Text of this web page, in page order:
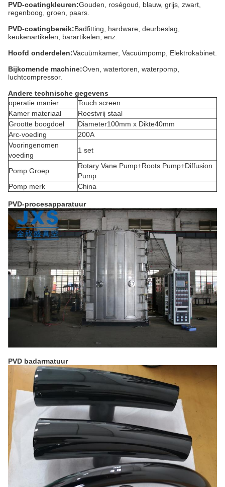
PVD-coatingkleuren:Gouden, roségoud, blauw, grijs, zwart,
regenboog, groen, paars.
PVD-coatingbereik:Badfitting, hardware, deurbeslag,
keukenartikelen, barartikelen, enz.
Hoofd onderdelen:Vacuümkamer, Vacuümpomp, Elektrokabinet.
Bijkomende machine:Oven, watertoren, waterpomp,
luchtcompressor.
Andere technische gegevens
operatie manier
Touch screen
Kamer materiaal
Roestvrij staal
Grootte boogdoel
Diameter100mm x Dikte40mm
Arc-voeding
200A
Vooringenomen
voeding
1 set
Pomp Groep
Rotary Vane Pump+Roots Pump+Diffusion
Pump
Pomp merk
China
PVD-procesapparatuur
PVD badarmatuur